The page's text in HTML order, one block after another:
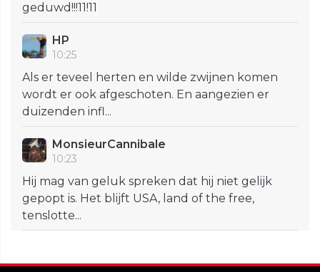
geduwd!!!11!11
HP
10:25
Als er teveel herten en wilde zwijnen komen
wordt er ook afgeschoten. En aangezien er
duizenden infl...
MonsieurCannibale
10:23
Hij mag van geluk spreken dat hij niet gelijk
gepopt is. Het blijft USA, land of the free,
tenslotte...